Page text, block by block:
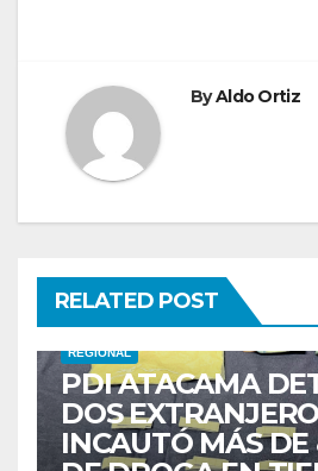
ByAldo Ortiz
RELATED POST
REGIONAL
PDI ATACAMA
DOS
INCAUTÓ MÁS DE